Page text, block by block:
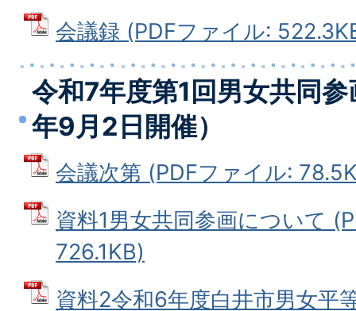
会議録 (PDFファイル:
令和7年度第1回男女共同
年9月2日開催）
会議次第 (PDFファイル:
資料1男女共同参画について
726.1KB)
資料2令和6年度白井市男女平